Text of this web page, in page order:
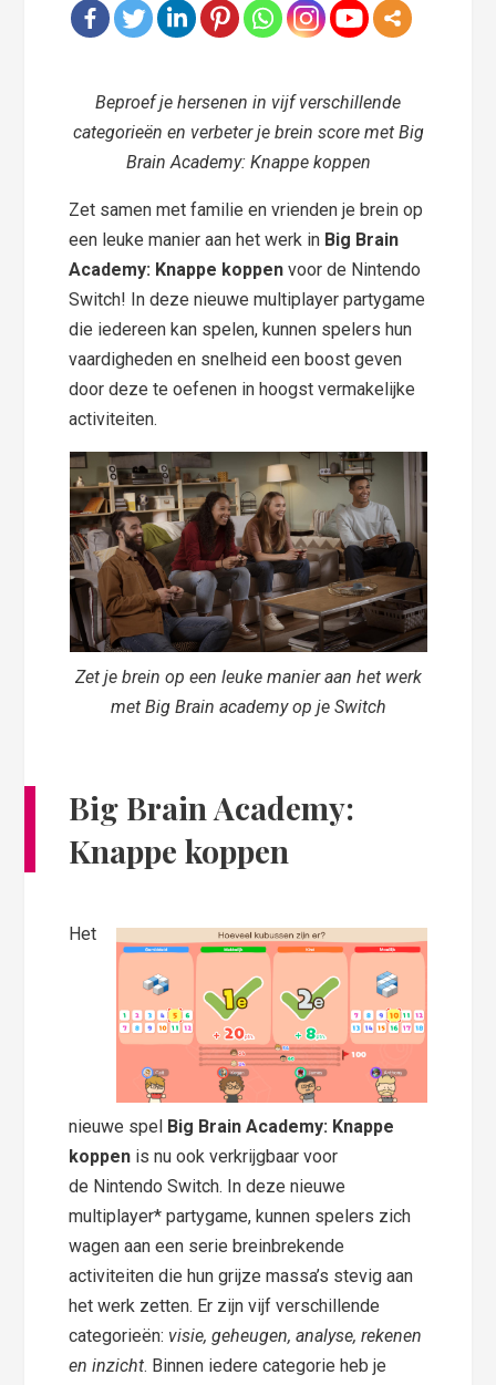
Beproef je hersenen in vijf verschillende
categorieën en verbeter je brein score met Big
Brain Academy: Knappe koppen
Zet samen met familie en vrienden je brein op
een leuke manier aan het werk in Big Brain
Academy: Knappe koppenvoor de Nintendo
Switch! In deze nieuwe multiplayer partygame
die iedereen kan spelen, kunnen spelers hun
vaardigheden en snelheid een boost geven
door deze te oefenen in hoogst vermakelijke
activiteiten.
Zet je brein op een leuke manier aan het werk
met Big Brain academy op je Switch
Big Brain Academy:
Knappe koppen
Het
nieuwe spel Big Brain Academy: Knappe
koppen is nu ook verkrijgbaar voor
de Nintendo Switch. In deze nieuwe
multiplayer* partygame, kunnen spelers zich
wagen aan een serie breinbrekende
activiteiten die hun grijze massa’s stevig aan
het werk zetten. Er zijn vijf verschillende
categorieën: visie, geheugen, analyse, rekenen
en inzicht. Binnen iedere categorie heb je